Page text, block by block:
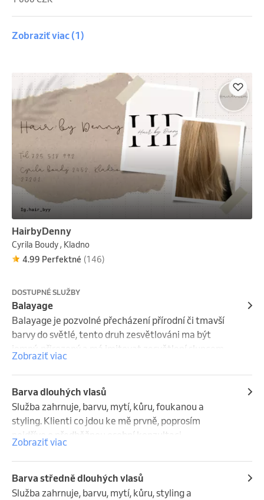
Zobraziť viac (1)
HairbyDenny
Cyrila Boudy , Kladno
4.99 Perfektné (146)
DOSTUPNÉ SLUŽBY
Balayage
Balayage je pozvolné přecházení přírodní či tmavší
barvy do světlé, tento druh zesvětlováni ma být
jemný, přirozený a má imitovat zesvětlení sluncem
přírodních vlasů. Klienti co jdou ke mě prvně,
poprosím nejdříve o předběžnou osobní konzultaci.
Cena 2990 - 3990kč - Dle náročnosti a spotřeby
materiálu.
Zobraziť viac
Barva dlouhých vlasů
Služba zahrnuje, barvu, mytí, kůru, foukanou a
styling. Klienti co jdou ke mě prvně, poprosím
nejdříve o předběžnou osobní konzultaci.
Zobraziť viac
Barva středně dlouhých vlasů
Služba zahrnuje, barvu, mytí, kůru, styling a